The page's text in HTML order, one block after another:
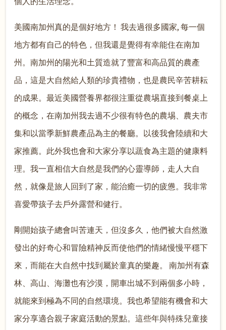
美國南加州真的是個好地方！ 我去過很多國家, 每一個
地方都有自己的特色，但我還是覺得有幸能住在南加
州。南加州的陽光和土質造就了豐富和高品質的農產
品，這是大自然給人類的珍貴禮物，也是農民辛苦耕耘
的成果。最近美國營養界都很注重從農埸直接到餐桌上
的概念，在南加州我去過不少很有特色的農埸、農夫市
集和以當季新鮮農產品為主的餐廳。以後我會陸續和大
家推薦。此外我也會和大家分享以蔬食為主題的健康料
理。我一直相信大自然是我們的心靈導師，走人大自
然，就像是旅人回到了家，能治癒一切的疲憊。我非常
喜愛帶孩子去戶外露營和健行。
剛開始孩子總會叫苦連天，但沒多久，他們被大自然激
發出的好奇心和冒險精神反而使他們的情緒慢慢平穩下
來，而能在大自然中找到屬於童真的樂趣。 南加州有森
林、高山、海灘也有沙漠，開車出城不到兩個多小時，
就能來到極為不同的自然環境。我也希望能有機會和大
家分享適合親子家庭活動的景點。這些年與特殊兒童接